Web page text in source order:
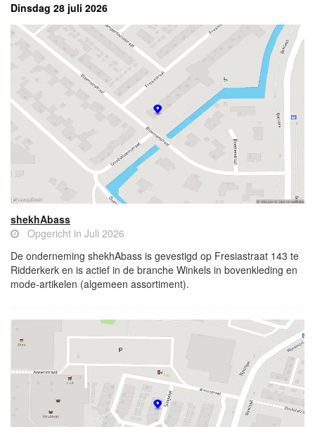
Dinsdag 28 juli 2026
shekhAbass
Opgericht in Juli 2026
De onderneming shekhAbass is gevestigd op Fresiastraat 143 te
Ridderkerk en is actief in de branche Winkels in bovenkleding en
mode-artikelen (algemeen assortiment).